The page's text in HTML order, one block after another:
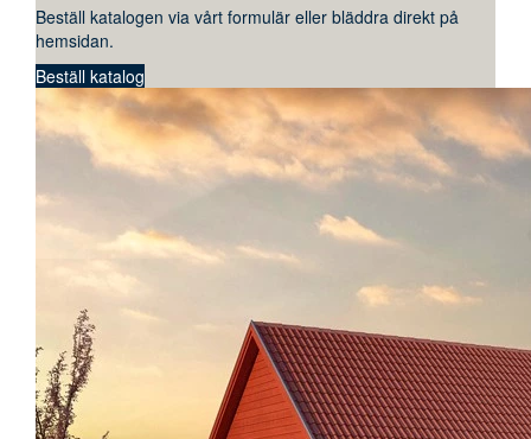
Beställ katalogen via vårt formulär eller bläddra direkt på
hemsidan.
Beställ katalog